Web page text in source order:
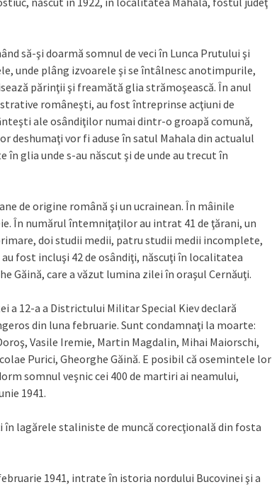
să-şi doarmă somnul de veci în Lunca Prutului şi
unde plâng izvoarele şi se întâlnesc anotimpurile,
părinţii şi freamătă glia strămoşească. În anul
româneşti, au fost întreprinse acţiuni de
ale osândiţilor numai dintr-o groapă comună,
vor fi aduse în satul Mahala din actualul
glia unde s-au născut şi de unde au trecut în
de origine română şi un ucrainean. În mâinile
În numărul întemniţaţilor au intrat 41 de ţărani, un
doi studii medii, patru studii medii incomplete,
fost incluşi 42 de osândiţi, născuţi în localitatea
Găină, care a văzut lumina zilei în oraşul Cernăuţi.
a 12-a a Districtului Militar Special Kiev declară
din luna februarie. Sunt condamnaţi la moarte:
Vasile Iremie, Martin Magdalin, Mihai Maiorschi,
Purici, Gheorghe Găină. E posibil că osemintele lor
somnul veşnic cei 400 de martiri ai neamului,
1941.
lagărele staliniste de muncă corecţională din fosta
1941, intrate în istoria nordului Bucovinei şi a